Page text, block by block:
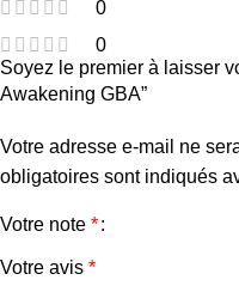
0
0
Soyez le premier à laisser
Awakening GBA”
Votre adresse e-mail ne
obligatoires sont indiqués
Votre note *
Votre avis *